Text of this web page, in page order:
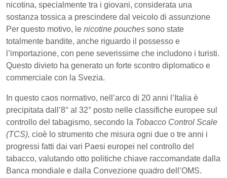
nicotina, specialmente tra i giovani, considerata una
sostanza tossica a prescindere dal veicolo di assunzione
Per questo motivo, le nicotine pouches sono state
totalmente bandite, anche riguardo il possesso e
l’importazione, con pene severissime che includono i turisti.
Questo divieto ha generato un forte scontro diplomatico e
commerciale con la Svezia.
In questo caos normativo, nell’arco di 20 anni l’Italia è
precipitata dall’8° al 32° posto nelle classifiche europee sul
controllo del tabagismo, secondo la Tobacco Control Scale
(TCS), cioè lo strumento che misura ogni due o tre anni i
progressi fatti dai vari Paesi europei nel controllo del
tabacco, valutando otto politiche chiave raccomandate dalla
Banca mondiale e dalla Convezione quadro dell’OMS.